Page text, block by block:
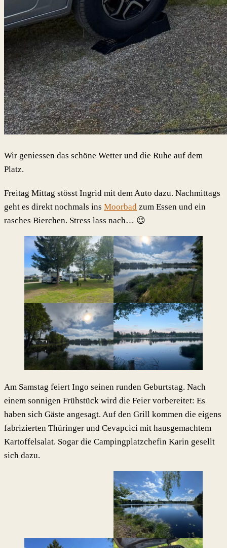
Wir geniessen das schöne Wetter und die Ruhe auf dem
Platz.
Freitag Mittag stösst Ingrid mit dem Auto dazu. Nachmittags
geht es direkt nochmals ins Moorbad zum Essen und ein
rasches Bierchen. Stress lass nach… 😉
Am Samstag feiert Ingo seinen runden Geburtstag. Nach
einem sonnigen Frühstück wird die Feier vorbereitet: Es
haben sich Gäste angesagt. Auf den Grill kommen die eigens
fabrizierten Thüringer und Cevapcici mit hausgemachtem
Kartoffelsalat. Sogar die Campingplatzchefin Karin gesellt
sich dazu.